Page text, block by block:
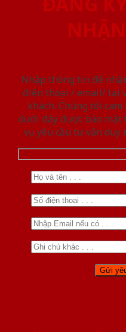
Nhập thông tin để
điện thoại / email/ tại
khách. Chúng tôi
dưới đây được bảo
vụ yêu cầu tư vấn duy